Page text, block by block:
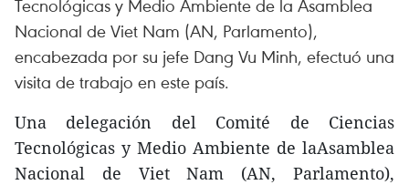
Tecnológicas y Medio Ambiente de la Asamblea
Nacional de Viet Nam (AN, Parlamento),
encabezada por su jefe Dang Vu Minh, efectuó una
visita de trabajo en este país.
Una delegación del Comité de Ciencias
Tecnológicas y Medio Ambiente de laAsamblea
Nacional de Viet Nam (AN, Parlamento),